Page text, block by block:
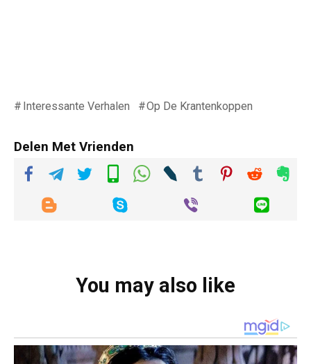
Interessante Verhalen Op De Krantenkoppen
Delen Met Vrienden
You may also like